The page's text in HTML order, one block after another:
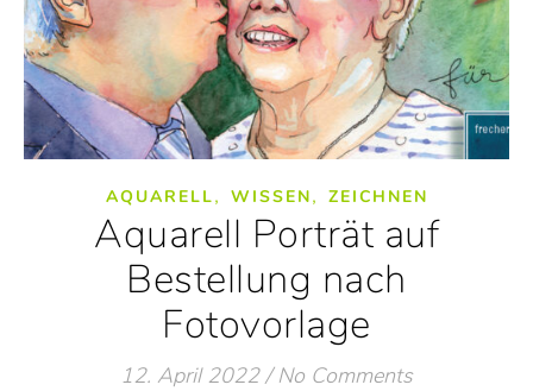
AQUARELL, WISSEN, ZEICHNEN
Aquarell Porträt auf
Bestellung nach
Fotovorlage
12. April 2022 / No Comments